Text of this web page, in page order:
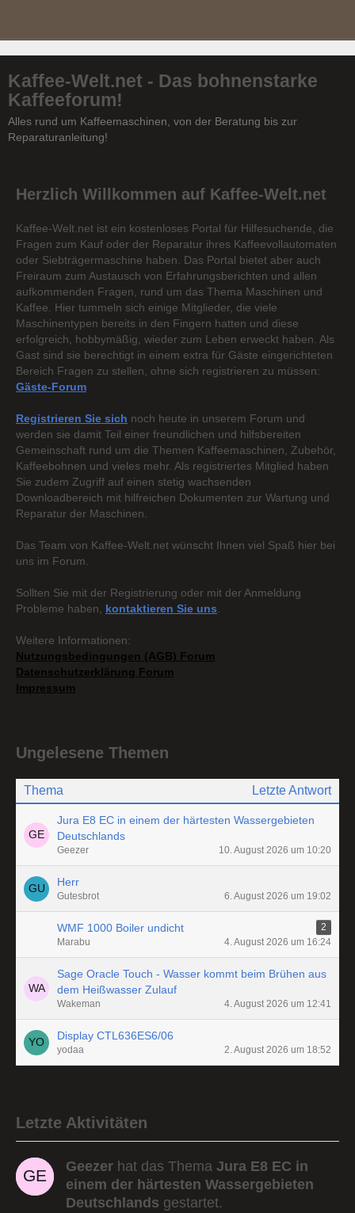
Kaffee-Welt.net - Das bohnenstarke
Kaffeeforum!
Alles rund um Kaffeemaschinen, von der Beratung bis zur
Reparaturanleitung!
Herzlich Willkommen auf Kaffee-Welt.net
Kaffee-Welt.net ist ein kostenloses Portal für Hilfesuchende, die
Fragen zum Kauf oder der Reparatur ihres Kaffeevollautomaten
oder Siebträgermaschine haben. Das Portal bietet aber auch
Freiraum zum Austausch von Erfahrungsberichten und allen
aufkommenden Fragen, rund um das Thema Maschinen und
Kaffee. Hier tummeln sich einige Mitglieder, die viele
Maschinentypen bereits in den Fingern hatten und diese
erfolgreich, hobbymäßig, wieder zum Leben erweckt haben. Als
Gast sind sie berechtigt in einem extra für Gäste eingerichteten
Bereich Fragen zu stellen, ohne sich registrieren zu müssen:
Gäste-Forum
Registrieren Sie sich noch heute in unserem Forum und
werden sie damit Teil einer freundlichen und hilfsbereiten
Gemeinschaft rund um die Themen Kaffeemaschinen, Zubehör,
Kaffeebohnen und vieles mehr. Als registriertes Mitglied haben
Sie zudem Zugriff auf einen stetig wachsenden
Downloadbereich mit hilfreichen Dokumenten zur Wartung und
Reparatur der Maschinen.
Das Team von Kaffee-Welt.net wünscht Ihnen viel Spaß hier bei
uns im Forum.
Sollten Sie mit der Registrierung oder mit der Anmeldung
Probleme haben, kontaktieren Sie uns
Weitere Informationen:
Nutzungsbedingungen (AGB) Forum
Datenschutzerklärung Forum
Impressum
Ungelesene Themen
Thema Letzte Antwort
Jura E8 EC in einem der härtesten Wassergebieten
Deutschlands
Geezer 10. August 2026 um 10:20
Herr
Gutesbrot 6. August 2026 um 19:02
WMF 1000 Boiler undicht
2
Marabu
4. August 2026 um 16:24
Sage Oracle Touch - Wasser kommt beim Brühen aus
dem Heißwasser Zulauf
Wakeman 4. August 2026 um 12:41
Display CTL636ES6/06
yodaa 2. August 2026 um 18:52
Letzte Aktivitäten
Geezer hat das Thema Jura E8 EC in
einem der härtesten Wassergebieten
Deutschlands gestartet.